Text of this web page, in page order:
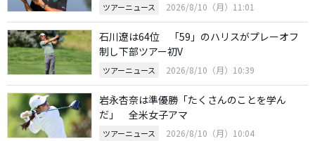
ツアーニュース 2026/8/10（月）11:01
石川遼は64位 「59」のハリスがプレーオフ
制し下部ツアー初V
ツアーニュース 2026/8/10（月）10:39
岩永杏奈は準優勝「たくさんのことを学ん
だ」 全米女子アマ
ツアーニュース 2026/8/10（月）10:04